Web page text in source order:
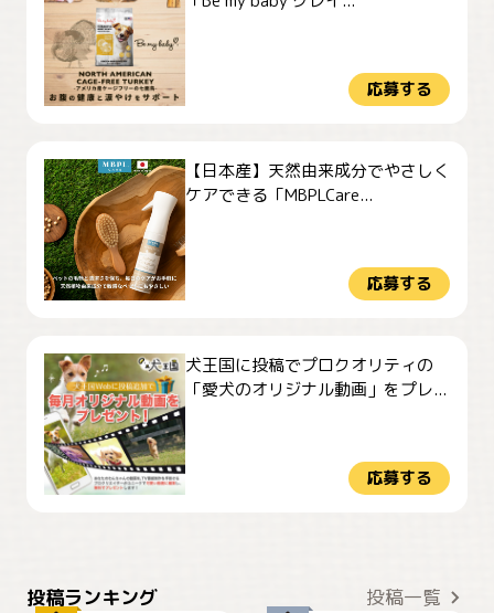
応募する
【日本産】天然由来成分でやさしく
ケアできる「MBPLCare...
応募する
犬王国に投稿でプロクオリティの
「愛犬のオリジナル動画」をプレ...
応募する
投稿ランキング 投稿一覧